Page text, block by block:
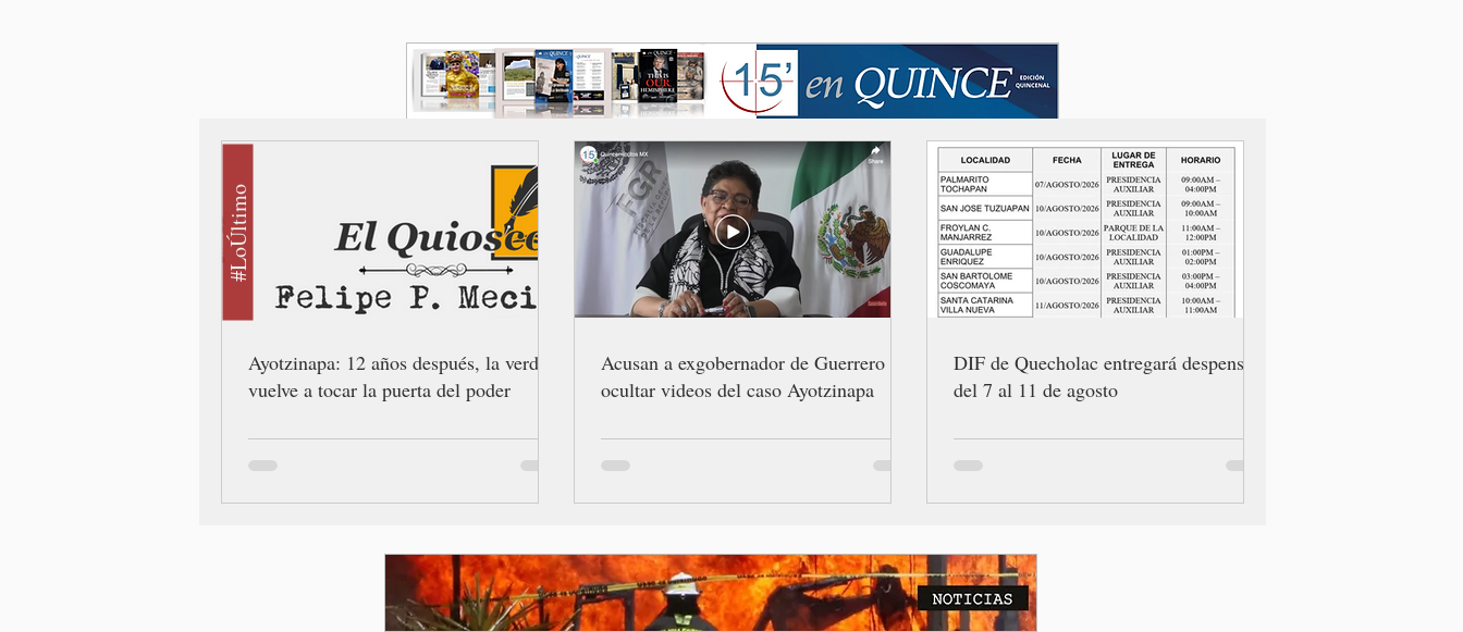
Ayotzinapa: 12 años después, la verdad
vuelve a tocar la puerta del poder
Acusan a exgobernador de Guerrero de
ocultar videos del caso Ayotzinapa
DIF de Quecholac entregará despensas
del 7 al 11 de agosto
#LoÚltimo